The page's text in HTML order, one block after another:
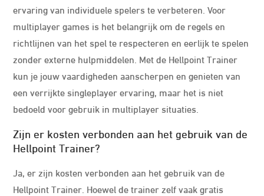
ervaring van individuele spelers te verbeteren. Voor
multiplayer games is het belangrijk om de regels en
richtlijnen van het spel te respecteren en eerlijk te spelen
zonder externe hulpmiddelen. Met de Hellpoint Trainer
kun je jouw vaardigheden aanscherpen en genieten van
een verrijkte singleplayer ervaring, maar het is niet
bedoeld voor gebruik in multiplayer situaties.
Zijn er kosten verbonden aan het gebruik van de
Hellpoint Trainer?
Ja, er zijn kosten verbonden aan het gebruik van de
Hellpoint Trainer. Hoewel de trainer zelf vaak gratis